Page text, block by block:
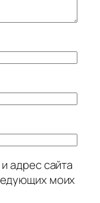
адрес сайта
моих